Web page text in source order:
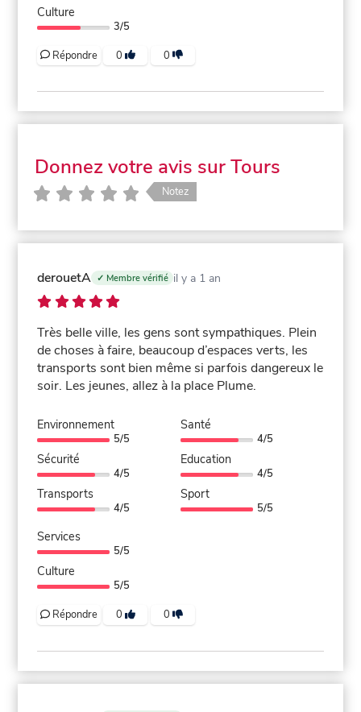
Culture
3/5
Répondre 0 0
Donnez votre avis sur Tours
Notez
derouetA ✓ Membre vérifié il y a 1 an
Très belle ville, les gens sont sympathiques. Plein
de choses à faire, beaucoup d’espaces verts, les
transports sont bien même si parfois dangereux le
soir. Les jeunes, allez à la place Plume.
Environnement
5/5
Sécurité
4/5
Transports
4/5
Santé
4/5
Education
4/5
Sport
5/5
Services
5/5
Culture
5/5
Répondre 0 0